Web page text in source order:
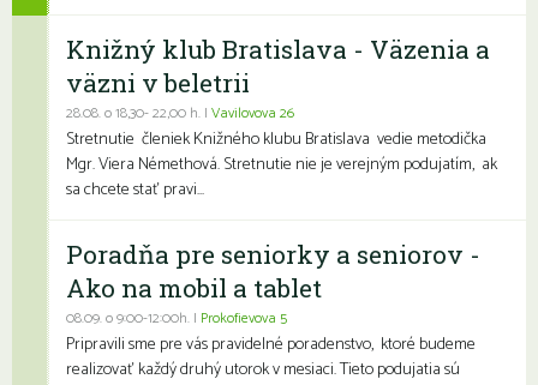
Knižný klub Bratislava - Väzenia a
väzni v beletrii
28.08. o 18,30- 22,00 h. | Vavilovova 26
Stretnutie členiek Knižného klubu Bratislava vedie metodička
Mgr. Viera Némethová. Stretnutie nie je verejným podujatím, ak
sa chcete stať pravi...
Poradňa pre seniorky a seniorov -
Ako na mobil a tablet
08.09. o 9:00-12:00h. | Prokofievova 5
Pripravili sme pre vás pravidelné poradenstvo, ktoré budeme
realizovať každý druhý utorok v mesiaci. Tieto podujatia sú